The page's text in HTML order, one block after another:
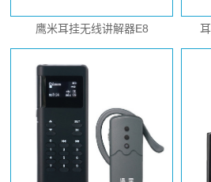
鹰米耳挂无线讲解器E8